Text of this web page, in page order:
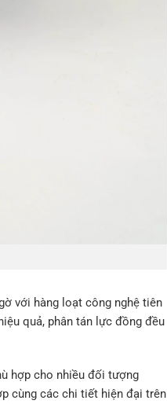
với hàng loạt công nghệ tiên
quả, phân tán lực đồng đều
hợp cho nhiều đối tượng
cùng các chi tiết hiện đại trên